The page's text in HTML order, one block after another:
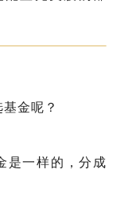
金呢？
是一样的，分成